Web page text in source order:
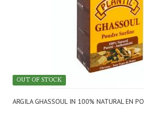
ARGILA GHASSOUL IN 100% NATURAL EN
OUT OF STOCK